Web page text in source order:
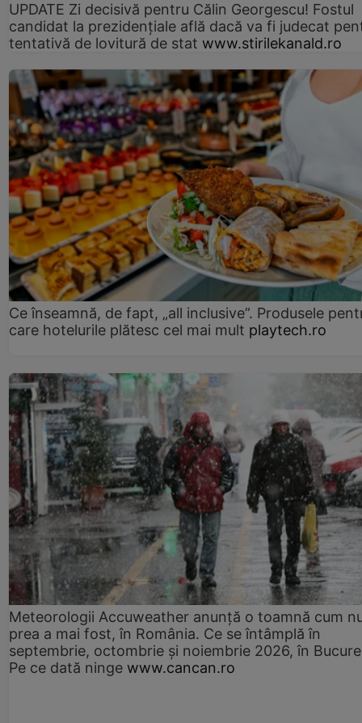
UPDATE Zi decisivă pentru Călin Georgescu! Fostul
candidat la prezidențiale află dacă va fi judecat
tentativă de lovitură de stat www.stirilekanald.ro
Ce înseamnă, de fapt, „all inclusive”. Produsele
care hotelurile plătesc cel mai mult playtech.ro
Meteorologii Accuweather anunță o toamnă cum
prea a mai fost, în România. Ce se întâmplă în
septembrie, octombrie și noiembrie 2026, în
Pe ce dată ninge www.cancan.ro